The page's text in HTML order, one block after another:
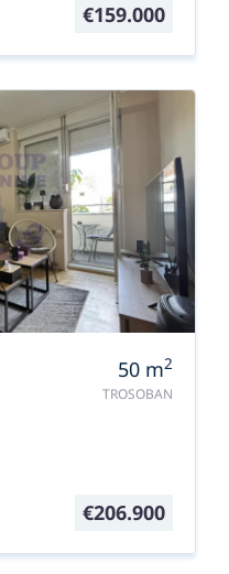
€159.000
50 m2
TROSOBAN
€206.900